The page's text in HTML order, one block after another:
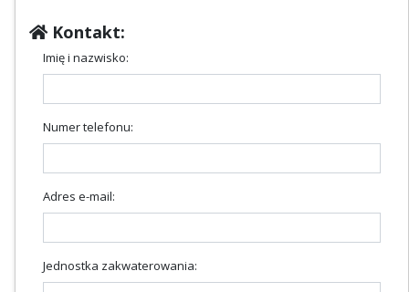
Kontakt:
Imię i nazwisko:
Numer telefonu:
Adres e-mail:
Jednostka zakwaterowania: